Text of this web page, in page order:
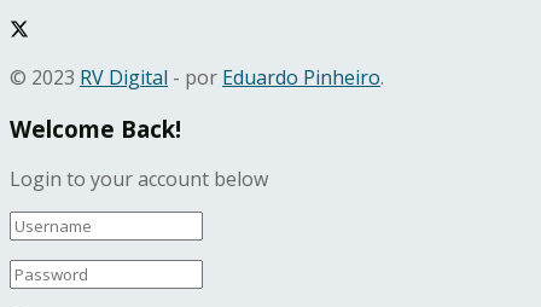
© 2023 RV Digital - por Eduardo Pinheiro.
Welcome Back!
Login to your account below